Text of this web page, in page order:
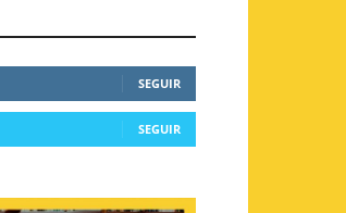
SEGUIR
SEGUIR